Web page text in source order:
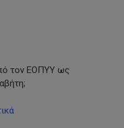
τον ΕΟΠΥΥ ως